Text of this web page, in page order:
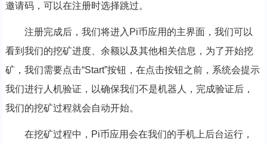
邀请码，可以在注册时选择跳过。
注册完成后，我们将进入Pi币应用的主界面，我们可以
看到我们的挖矿进度、余额以及其他相关信息，为了开始挖
矿，我们需要点击“Start”按钮，在点击按钮之前，系统会提示
我们进行人机验证，以确保我们不是机器人，完成验证后，
我们的挖矿过程就会自动开始。
在挖矿过程中，Pi币应用会在我们的手机上后台运行，